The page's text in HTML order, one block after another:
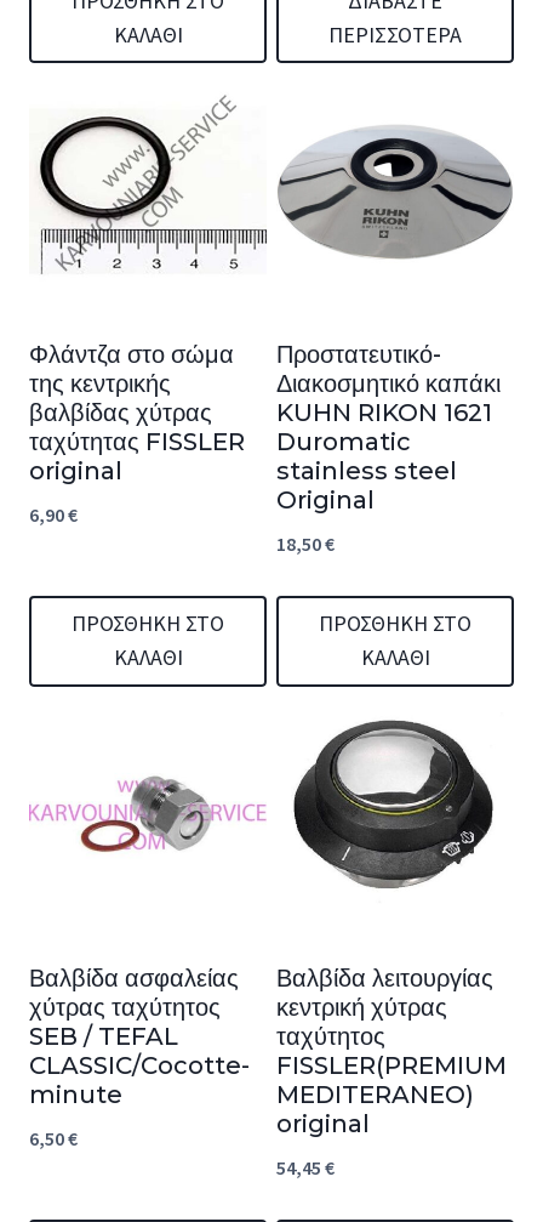
ΚΑΛΆΘΙ
ΠΕΡΙΣΣΌΤΕΡΑ
Φλάντζα στο σώμα
της κεντρικής
βαλβίδας χύτρας
ταχύτητας FISSLER
original
6,90€
ΠΡΟΣΘΉΚΗ ΣΤΟ
ΚΑΛΆΘΙ
Προστατευτικό-
Διακοσμητικό καπάκι
KUHN RIKON 1621
Duromatic
stainless steel
Original
18,50€
ΠΡΟΣΘΉΚΗ ΣΤΟ
ΚΑΛΆΘΙ
Βαλβίδα ασφαλείας
χύτρας ταχύτητος
SEB / TEFAL
CLASSIC/Cocotte-
minute
6,50€
Βαλβίδα λειτουργίας
κεντρική χύτρας
ταχύτητος
FISSLER(PREMIUM
MEDITERANEO)
original
54,45 €